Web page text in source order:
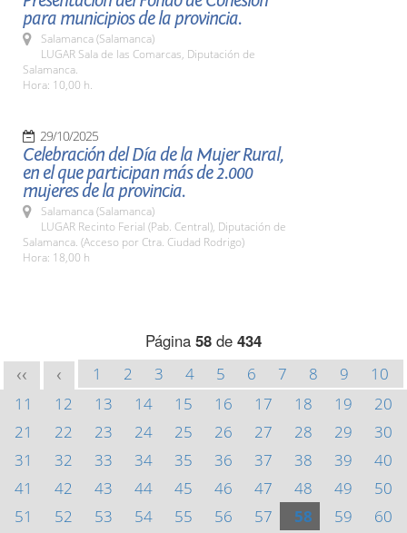
para municipios de la provincia.
Salamanca (Salamanca)
LUGAR Sala de las Comarcas, Diputación de
Salamanca.
Hora: 10,00 h.
29/10/2025
Celebración del Día de la Mujer Rural,
en el que participan más de 2.000
mujeres de la provincia.
Salamanca (Salamanca)
LUGAR Recinto Ferial (Pab. Central), Diputación de
Salamanca. (Acceso por Ctra. Ciudad Rodrigo)
Hora: 18,00 h
Página 58 de 434
<< < 1 2 3 4 5 6 7 8 9
10
11
12 13 14 15 16 17 18 19
20
21
22 23 24 25 26 27 28 29
30
31
32 33 34 35 36 37 38 39
40
41
42 43 44 45 46 47 48 49
50
51
52 53 54 55 56 57 58 59
60